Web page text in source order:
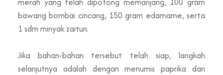
bawang bombai cincang, 150 gram edamame, serta
1 sdm minyak zaitun.
Jika bahan-bahan tersebut telah siap, langkah
selanjutnya adalah dengan menumis paprika dan